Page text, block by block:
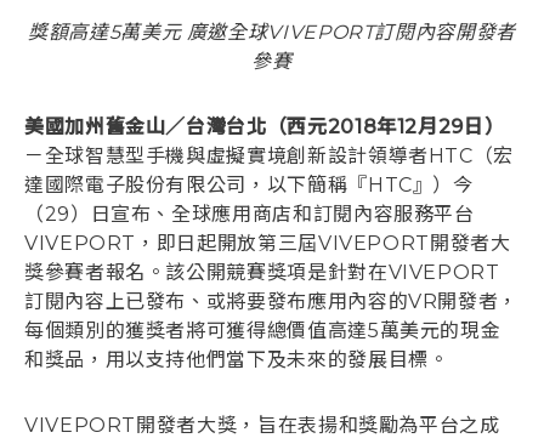
VIVELAND
獎額高達5萬美元 廣邀全球VIVEPORT訂閱內容開發者
參賽
美國加州舊金山／台灣台北（西元2018年12月29日）
－全球智慧型手機與虛擬實境創新設計領導者HTC（宏
達國際電子股份有限公司，以下簡稱『HTC』）今
（29）日宣布、全球應用商店和訂閱內容服務平台
VIVEPORT，即日起開放第三屆VIVEPORT開發者大
獎參賽者報名。該公開競賽獎項是針對在VIVEPORT
訂閱內容上已發布、或將要發布應用內容的VR開發者，
每個類別的獲獎者將可獲得總價值高達5萬美元的現金
和獎品，用以支持他們當下及未來的發展目標。
VIVEPORT開發者大獎，旨在表揚和獎勵為平台之成